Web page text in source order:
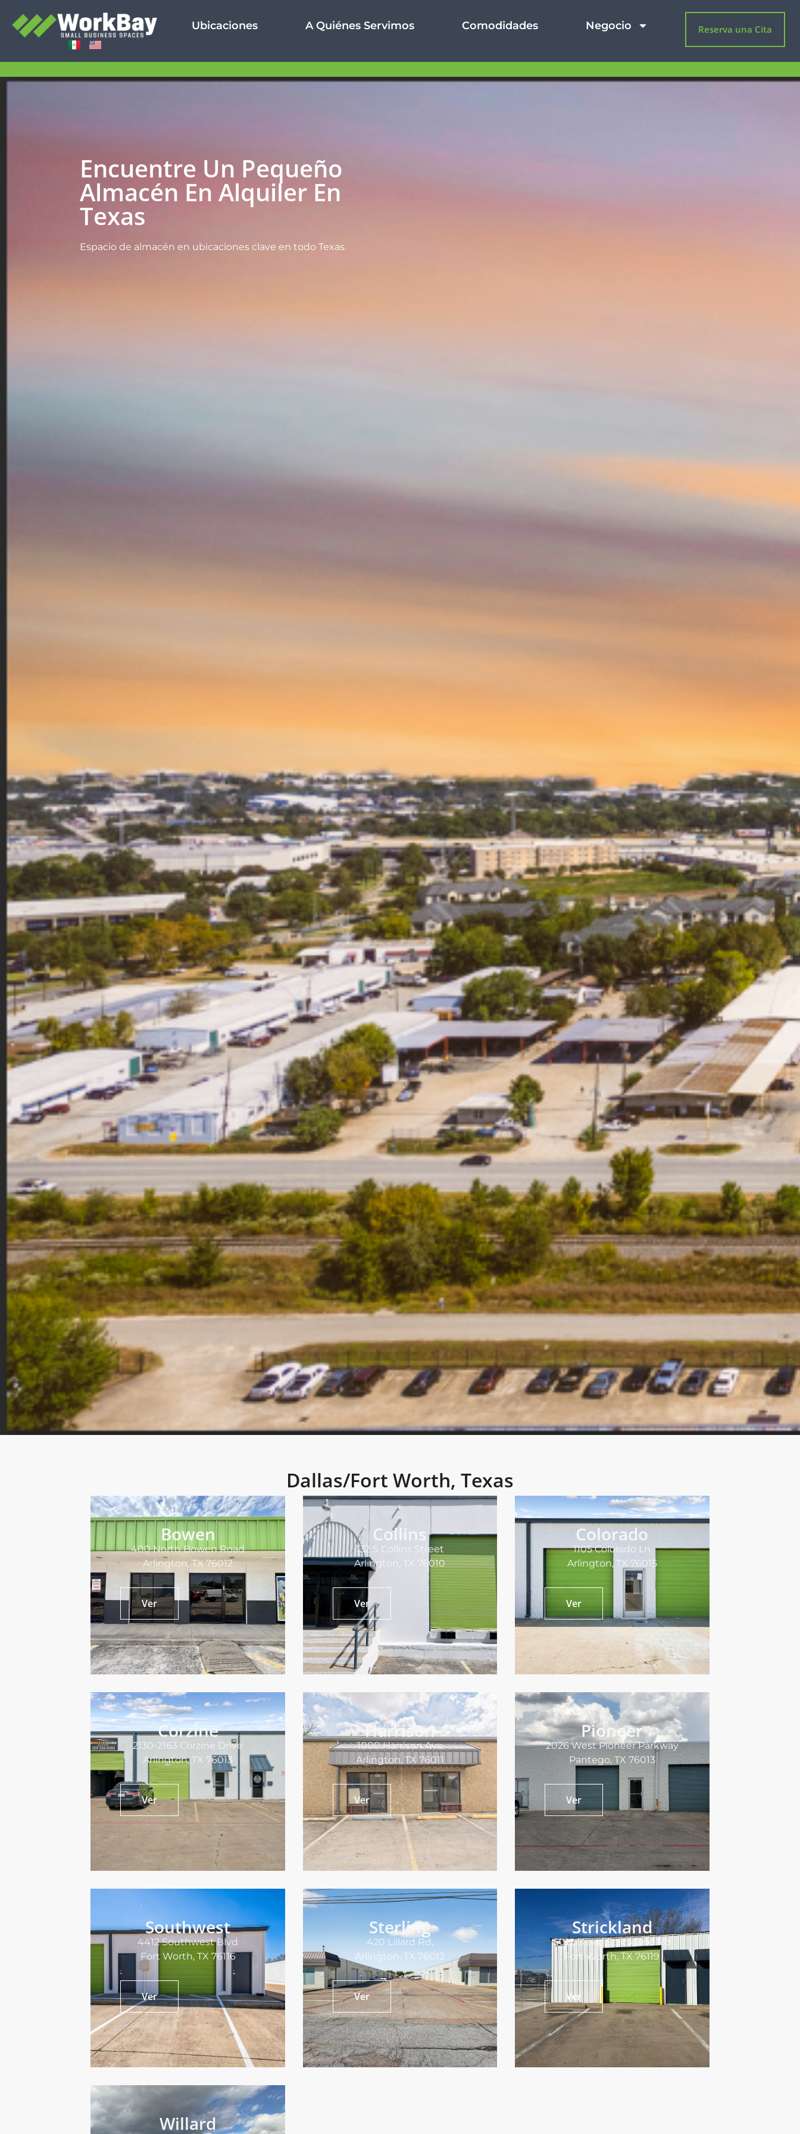
Ubicaciones A Quiénes Servimos Comodidades Negocio Reserva una Cita
Encuentre Un Pequeño
Almacén En Alquiler En
Texas
Espacio de almacén en ubicaciones clave en todo Texas.
Dallas/Fort Worth, Texas
Bowen
400 North Bowen Road
Arlington, TX 76012
Ver
Collins
132 S Collins Street
Arlington, TX 76010
Ver
Colorado
1105 Colorado Ln
Arlington, TX 76015
Ver
Corzine
2130-2163 Corzine Drive
Arlington, TX 76013
Ver
Harrison
1000 Harrison Ave
Arlington, TX 76011
Ver
Pioneer
2026 West Pioneer Parkway
Pantego, TX 76013
Ver
Southwest
4412 Southwest Blvd
Fort Worth, TX 76116
Ver
Sterling
420 Lillard Rd,
Arlington, TX 76012
Ver
Strickland
5012 David Strickland Rd
Fort Worth, TX 76119
Ver
Willard